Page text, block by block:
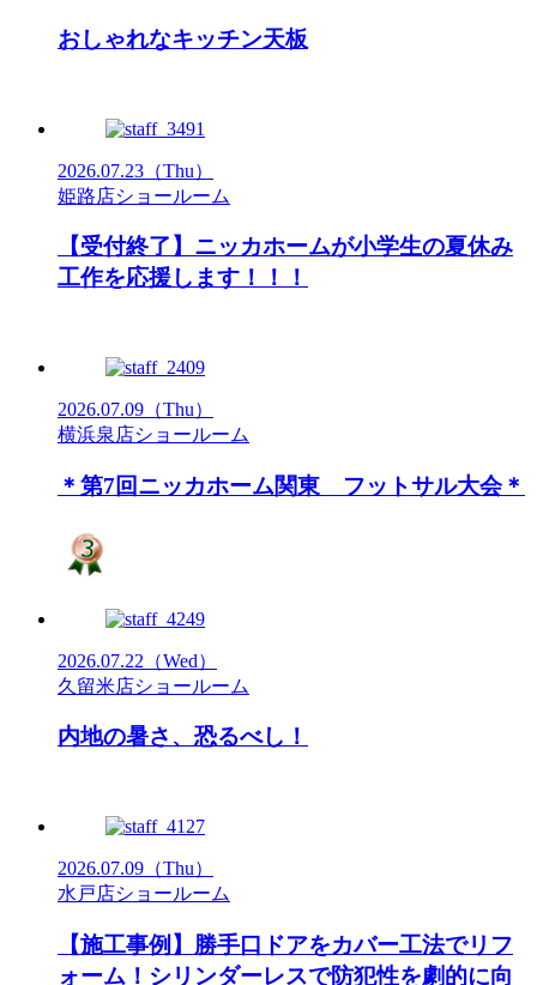
おしゃれなキッチン天板
2026.07.23 （Thu）
姫路店ショールーム
【受付終了】ニッカホームが小学生の夏休み
工作を応援します！！！
2026.07.09 （Thu）
横浜泉店ショールーム
＊第7回ニッカホーム関東 フットサル大会＊
2026.07.22 （Wed）
久留米店ショールーム
内地の暑さ、恐るべし！
2026.07.09 （Thu）
水戸店ショールーム
【施工事例】勝手口ドアをカバー工法でリフ
ォーム！シリンダーレスで防犯性を劇的に向